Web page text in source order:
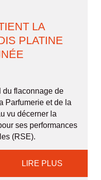
LA
PLATINE
du flaconnage de
Parfumerie et de la
vu décerner la
ses performances
(RSE).
LIRE PLUS